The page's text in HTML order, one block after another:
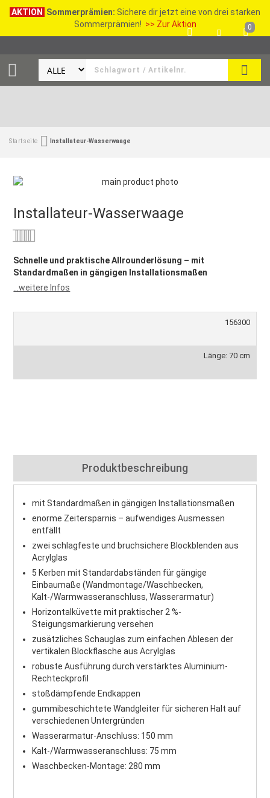
AKTION Sommerprämien: Sichere dir jetzt eine von drei starken
Sommerprämien! >> Zur Aktion 0
Startseite Installateur-Wasserwaage
Installateur-Wasserwaage
Schnelle und praktische Allrounderlösung – mit
Standardmaßen in gängigen Installationsmaßen
...weitere Infos
156300
Länge: 70 cm
Produktbeschreibung
mit Standardmaßen in gängigen Installationsmaßen
enorme Zeitersparnis – aufwendiges Ausmessen
entfällt
zwei schlagfeste und bruchsichere Blockblenden aus
Acrylglas
5 Kerben mit Standardabständen für gängige
Einbaumaße (Wandmontage/Waschbecken,
Kalt-/Warmwasseranschluss, Wasserarmatur)
Horizontalküvette mit praktischer 2 %-
Steigungsmarkierung versehen
zusätzliches Schauglas zum einfachen Ablesen der
vertikalen Blockflasche aus Acrylglas
robuste Ausführung durch verstärktes Aluminium-
Rechteckprofil
stoßdämpfende Endkappen
gummibeschichtete Wandgleiter für sicheren Halt auf
verschiedenen Untergründen
Wasserarmatur-Anschluss: 150 mm
Kalt-/Warmwasseranschluss: 75 mm
Waschbecken-Montage: 280 mm